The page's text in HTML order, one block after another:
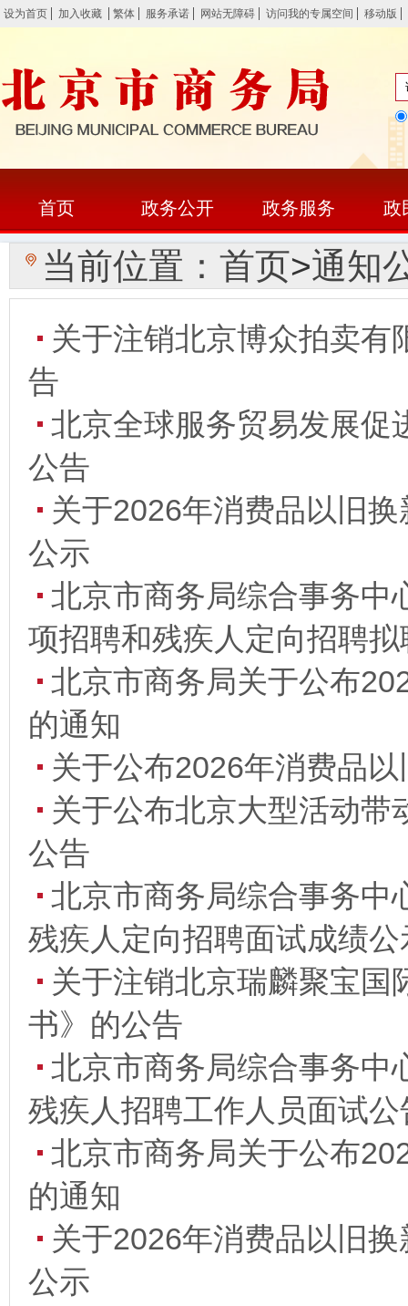
设为首页 加入收藏 繁体 服务承诺 网站无障碍 访问我的专属空间 移动版
首页 政务公开 政务服务 政
当前位置： 首页>通知
关于注销北京博众拍卖有
告
北京全球服务贸易发展促
公告
关于2026年消费品以旧
公示
北京市商务局综合事务中
项招聘和残疾人定向招聘
北京市商务局关于公布
的通知
关于公布2026年消费品
关于公布北京大型活动带
公告
北京市商务局综合事务中
残疾人定向招聘面试成绩公
关于注销北京瑞麟聚宝国
书》的公告
北京市商务局综合事务中
残疾人招聘工作人员面试公
北京市商务局关于公布
的通知
关于2026年消费品以旧
公示